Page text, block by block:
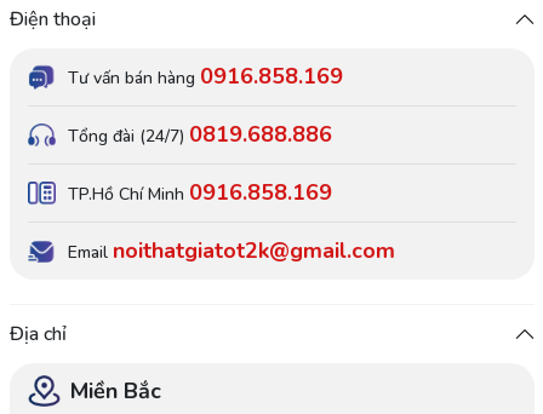
Điện thoại
Tư vấn bán hàng 0916.858.169
Tổng đài (24/7) 0819.688.886
TP.Hồ Chí Minh 0916.858.169
Email noithatgiatot2k@gmail.com
Địa chỉ
Miền Bắc